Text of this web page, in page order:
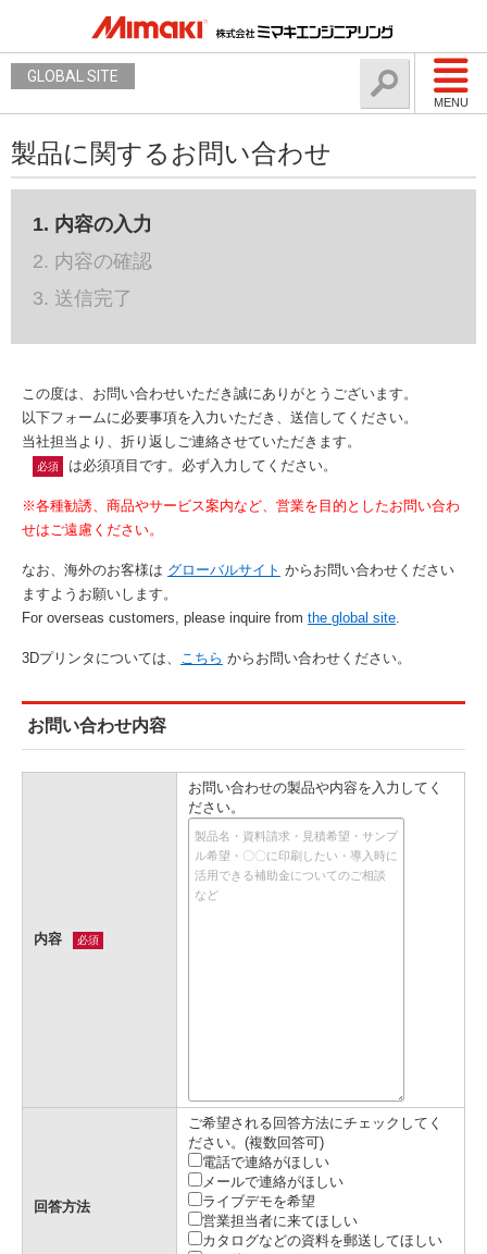
MENU
GLOBAL SITE
製品に関するお問い合わせ
1. 内容の入力
2. 内容の確認
3. 送信完了
この度は、お問い合わせいただき誠にありがとうございます。
以下フォームに必要事項を入力いただき、送信してください。
当社担当より、折り返しご連絡させていただきます。
必須 は必須項目です。必ず入力してください。
※各種勧誘、商品やサービス案内など、営業を目的としたお問い合わ
せはご遠慮ください。
なお、海外のお客様は グローバルサイト からお問い合わせください
ますようお願いします。
For overseas customers, please inquire from the global site.
3Dプリンタについては、 こちら からお問い合わせください。
お問い合わせ内容
内容 必須
お問い合わせの製品や内容を入力してく
ださい。
回答方法
ご希望される回答方法にチェックしてく
ださい。(複数回答可)
電話で連絡がほしい
メールで連絡がほしい
ライブデモを希望
営業担当者に来てほしい
カタログなどの資料を郵送してほしい